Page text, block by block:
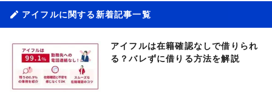
アイフルに関する新着記事一覧
アイフルは在籍確認なしで借りられ
る？バレずに借りる方法を解説